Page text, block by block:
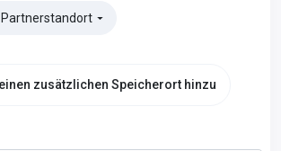
▼
zusätzlichen Speicherort hinzu